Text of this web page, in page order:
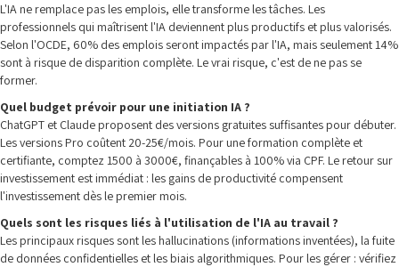
L'IA ne remplace pas les emplois, elle transforme les tâches. Les
professionnels qui maîtrisent l'IA deviennent plus productifs et plus valorisés.
Selon l'OCDE, 60% des emplois seront impactés par l'IA, mais seulement 14%
sont à risque de disparition complète. Le vrai risque, c'est de ne pas se
former.
Quel budget prévoir pour une initiation IA ?
ChatGPT et Claude proposent des versions gratuites suffisantes pour débuter.
Les versions Pro coûtent 20-25€/mois. Pour une formation complète et
certifiante, comptez 1500 à 3000€, finançables à 100% via CPF. Le retour sur
investissement est immédiat : les gains de productivité compensent
l'investissement dès le premier mois.
Quels sont les risques liés à l'utilisation de l'IA au travail ?
Les principaux risques sont les hallucinations (informations inventées), la fuite
de données confidentielles et les biais algorithmiques. Pour les gérer : vérifiez